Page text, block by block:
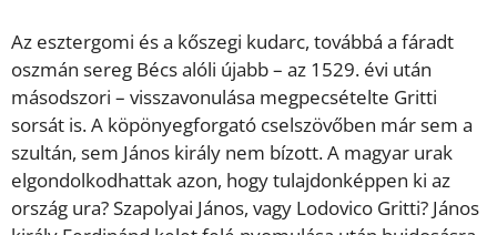
Az esztergomi és a kőszegi kudarc, továbbá a fáradt
oszmán sereg Bécs alóli újabb – az 1529. évi után
másodszori – visszavonulása megpecsételte Gritti
sorsát is. A köpönyegforgató cselszövőben már sem a
szultán, sem János király nem bízott. A magyar urak
elgondolkodhattak azon, hogy tulajdonképpen ki az
ország ura? Szapolyai János, vagy Lodovico Gritti? János